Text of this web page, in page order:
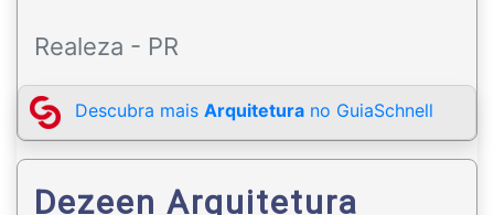
Realeza - PR
Descubra mais Arquitetura no GuiaSchnell
Dezeen Arquitetura